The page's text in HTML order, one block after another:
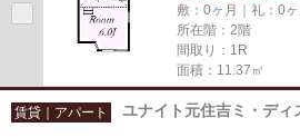
敷：0ヶ月｜礼：0ヶ
所在階：2階
間取り：1R
面積：11.37㎡
賃貸｜アパート ユナイト元住吉ミ・ディ